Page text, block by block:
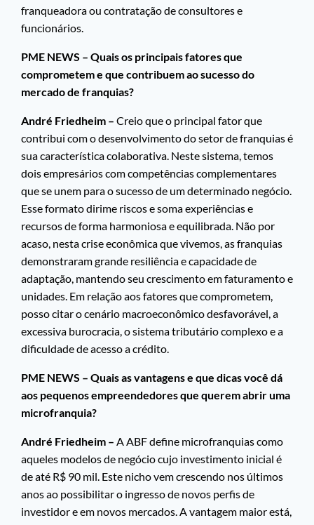
franqueadora ou contratação de consultores e
funcionários.
PME NEWS – Quais os principais fatores que
comprometem e que contribuem ao sucesso do
mercado de franquias?
André Friedheim – Creio que o principal fator que
contribui com o desenvolvimento do setor de franquias é
sua característica colaborativa. Neste sistema, temos
dois empresários com competências complementares
que se unem para o sucesso de um determinado negócio.
Esse formato dirime riscos e soma experiências e
recursos de forma harmoniosa e equilibrada. Não por
acaso, nesta crise econômica que vivemos, as franquias
demonstraram grande resiliência e capacidade de
adaptação, mantendo seu crescimento em faturamento e
unidades. Em relação aos fatores que comprometem,
posso citar o cenário macroeconômico desfavorável, a
excessiva burocracia, o sistema tributário complexo e a
dificuldade de acesso a crédito.
PME NEWS – Quais as vantagens e que dicas você dá
aos pequenos empreendedores que querem abrir uma
microfranquia?
André Friedheim – A ABF define microfranquias como
aqueles modelos de negócio cujo investimento inicial é
de até R$ 90 mil. Este nicho vem crescendo nos últimos
anos ao possibilitar o ingresso de novos perfis de
investidor e em novos mercados. A vantagem maior está,